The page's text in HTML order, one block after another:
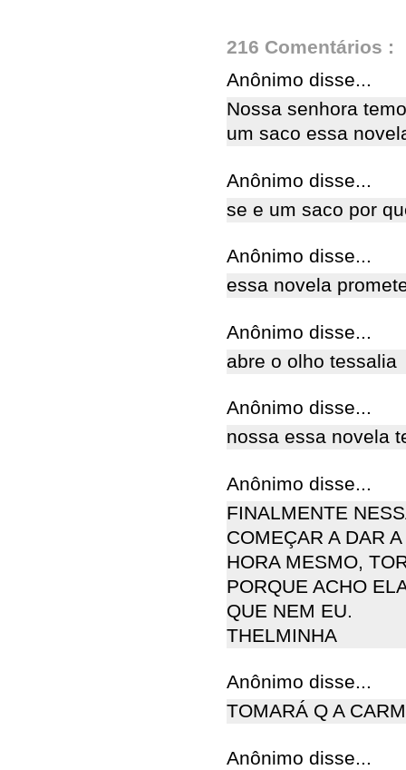
216 Comentários :
Anônimo disse...
Nossa senhora
um saco essa
Anônimo disse...
se e um saco por
Anônimo disse...
essa novela
Anônimo disse...
abre o olho tessalia
Anônimo disse...
nossa essa novela
Anônimo disse...
FINALMENTE
COMEÇAR A DAR
HORA MESMO,
PORQUE ACHO
QUE NEM EU.
THELMINHA
Anônimo disse...
TOMARÁ Q A
Anônimo disse...